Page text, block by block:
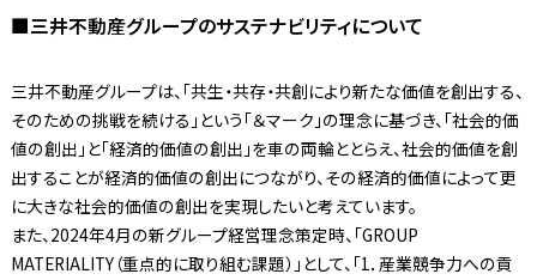
■三井不動産グループのサステナビリティについて
三井不動産グループは、「共生・共存・共創により新たな価値を創出する、
そのための挑戦を続ける」という「＆マーク」の理念に基づき、「社会的価
値の創出」と「経済的価値の創出」を車の両輪ととらえ、社会的価値を創
出することが経済的価値の創出につながり、その経済的価値によって更
に大きな社会的価値の創出を実現したいと考えています。
また、2024年4月の新グループ経営理念策定時、「GROUP
MATERIALITY（重点的に取り組む課題）」として、「1．産業競争力への貢